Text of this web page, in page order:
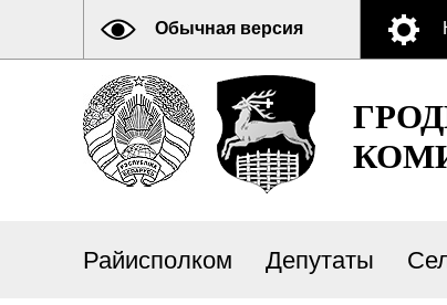
Обычная версия
Райисполком Депутаты